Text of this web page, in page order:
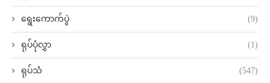
ရွေးကောက်ပွဲ (9)
ရုပ်ပုံလွှာ (1)
ရုပ်သံ (547)